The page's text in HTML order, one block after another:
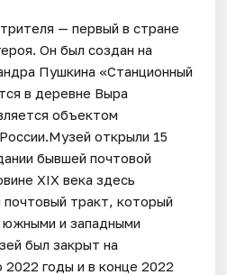
— первый в стране
Он был создан на
Пушкина «Станционный
в деревне Выра
объектом
открыли 15
бывшей почтовой
XIX века здесь
тракт, который
и западными
был закрыт на
2022 годы и в конце 2022